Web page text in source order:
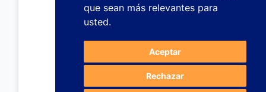
que sean más relevantes para
usted.
Aceptar
Rechazar